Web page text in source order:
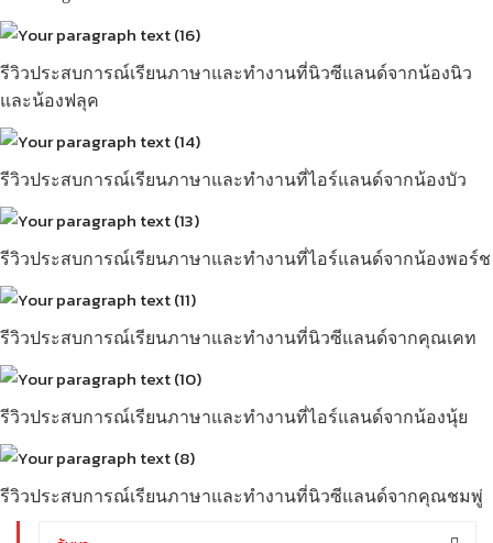
รีวิวประสบการณ์เรียนภาษาและทำงานที่นิวซีแลนด์จากน้องนิว
และน้องฟลุค
รีวิวประสบการณ์เรียนภาษาและทำงานที่ไอร์แลนด์จากน้องบัว
รีวิวประสบการณ์เรียนภาษาและทำงานที่ไอร์แลนด์จากน้องพอร์ช
รีวิวประสบการณ์เรียนภาษาและทำงานที่นิวซีแลนด์จากคุณเคท
รีวิวประสบการณ์เรียนภาษาและทำงานที่ไอร์แลนด์จากน้องนุ้ย
รีวิวประสบการณ์เรียนภาษาและทำงานที่นิวซีแลนด์จากคุณชมพู่